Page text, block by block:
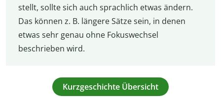
stellt, sollte sich auch sprachlich etwas ändern.
Das können z. B. längere Sätze sein, in denen
etwas sehr genau ohne Fokuswechsel
beschrieben wird.
Kurzgeschichte Übersicht